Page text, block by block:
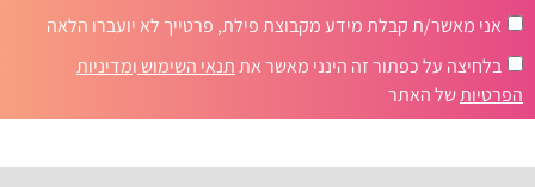
אני מאשר/ת קבלת מידע מקבוצת פילת, פרטייך לא יועברו הלאה
בלחיצה על כפתור זה הינני מאשר אתתנאי השימוש ומדיניות
הפרטיותשל האתר